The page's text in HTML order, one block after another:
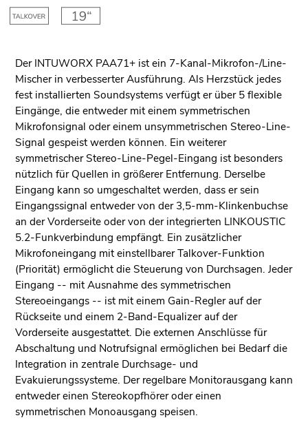
Der INTUWORX PAA71+ ist ein 7-Kanal-Mikrofon-/Line-
Mischer in verbesserter Ausführung. Als Herzstück jedes
fest installierten Soundsystems verfügt er über 5 flexible
Eingänge, die entweder mit einem symmetrischen
Mikrofonsignal oder einem unsymmetrischen Stereo-Line-
Signal gespeist werden können. Ein weiterer
symmetrischer Stereo-Line-Pegel-Eingang ist besonders
nützlich für Quellen in größerer Entfernung. Derselbe
Eingang kann so umgeschaltet werden, dass er sein
Eingangssignal entweder von der 3,5-mm-Klinkenbuchse
an der Vorderseite oder von der integrierten LINKOUSTIC
5.2-Funkverbindung empfängt. Ein zusätzlicher
Mikrofoneingang mit einstellbarer Talkover-Funktion
(Priorität) ermöglicht die Steuerung von Durchsagen. Jeder
Eingang -- mit Ausnahme des symmetrischen
Stereoeingangs -- ist mit einem Gain-Regler auf der
Rückseite und einem 2-Band-Equalizer auf der
Vorderseite ausgestattet. Die externen Anschlüsse für
Abschaltung und Notrufsignal ermöglichen bei Bedarf die
Integration in zentrale Durchsage- und
Evakuierungssysteme. Der regelbare Monitorausgang kann
entweder einen Stereokopfhörer oder einen
symmetrischen Monoausgang speisen.